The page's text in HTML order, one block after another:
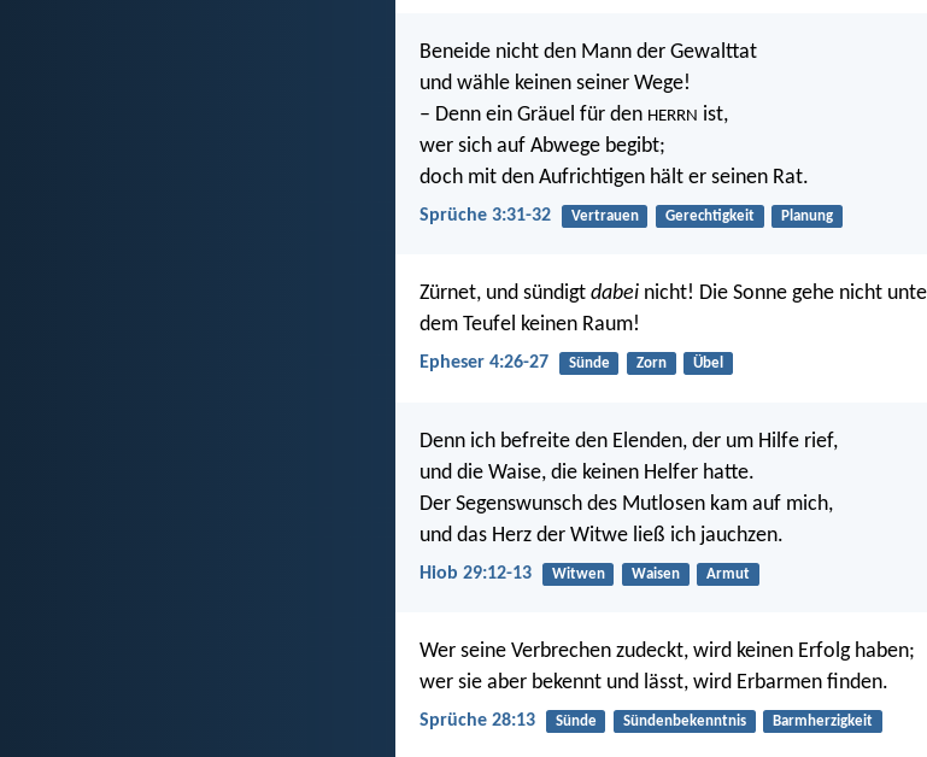
Beneide nicht den Mann der Gewalttat
und wähle keinen seiner Wege!
– Denn ein Gräuel für den HERRN ist,
wer sich auf Abwege begibt;
doch mit den Aufrichtigen hält er seinen Rat.
Sprüche 3:31-32 Vertrauen Gerechtigkeit Planung
Zürnet, und sündigt dabei nicht! Die Sonne gehe nicht
dem Teufel keinen Raum!
Epheser 4:26-27 Sünde Zorn Übel
Denn ich befreite den Elenden, der um Hilfe rief,
und die Waise, die keinen Helfer hatte.
Der Segenswunsch des Mutlosen kam auf mich,
und das Herz der Witwe ließ ich jauchzen.
Hiob 29:12-13 Witwen Waisen Armut
Wer seine Verbrechen zudeckt, wird keinen Erfolg haben;
wer sie aber bekennt und lässt, wird Erbarmen finden.
Sprüche 28:13 Sünde Sündenbekenntnis Barmherzigkeit